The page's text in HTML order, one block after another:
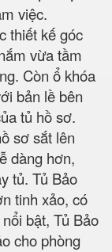
việc.
thiết kế góc
vừa tầm
Còn ổ khóa
bản lề bên
tủ hồ sơ.
sơ sắt lên
dàng hơn,
tủ. Tủ Bảo
tinh xảo, có
bật, Tủ Bảo
cho phòng